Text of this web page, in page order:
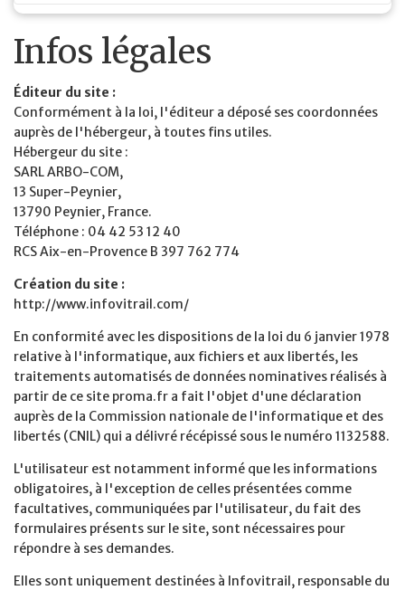
Infos légales
Éditeur du site :
Conformément à la loi, l'éditeur a déposé ses coordonnées
auprès de l'hébergeur, à toutes fins utiles.
Hébergeur du site :
SARL ARBO-COM,
13 Super-Peynier,
13790 Peynier, France.
Téléphone : 04 42 53 12 40
RCS Aix-en-Provence B 397 762 774
Création du site :
http://www.infovitrail.com/
En conformité avec les dispositions de la loi du 6 janvier 1978
relative à l'informatique, aux fichiers et aux libertés, les
traitements automatisés de données nominatives réalisés à
partir de ce site proma.fr a fait l'objet d'une déclaration
auprès de la Commission nationale de l'informatique et des
libertés (CNIL) qui a délivré récépissé sous le numéro 1132588.
L'utilisateur est notamment informé que les informations
obligatoires, à l'exception de celles présentées comme
facultatives, communiquées par l'utilisateur, du fait des
formulaires présents sur le site, sont nécessaires pour
répondre à ses demandes.
Elles sont uniquement destinées à Infovitrail, responsable du